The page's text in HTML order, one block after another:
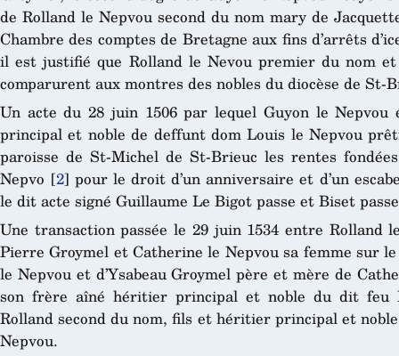
de Rolland le Nepvou second du nom mary de
Chambre des comptes de Bretagne aux fins d’arrêts
il est justifié que Rolland le Nevou premier du nom
comparurent aux montres des nobles du diocèse de St-
Un acte du 28 juin 1506 par lequel Guyon le
principal et noble de deffunt dom Louis le Nepvou
paroisse de St-Michel de St-Brieuc les rentes
Nepvo [2] pour le droit d’un anniversaire et d’un
le dit acte signé Guillaume Le Bigot passe et Biset
Une transaction passée le 29 juin 1534 entre Rolland
Pierre Groymel et Catherine le Nepvou sa femme sur
le Nepvou et d’Ysabeau Groymel père et mère de
son frère aîné héritier principal et noble du dit feu
Rolland second du nom, fils et héritier principal et
Nepvou.